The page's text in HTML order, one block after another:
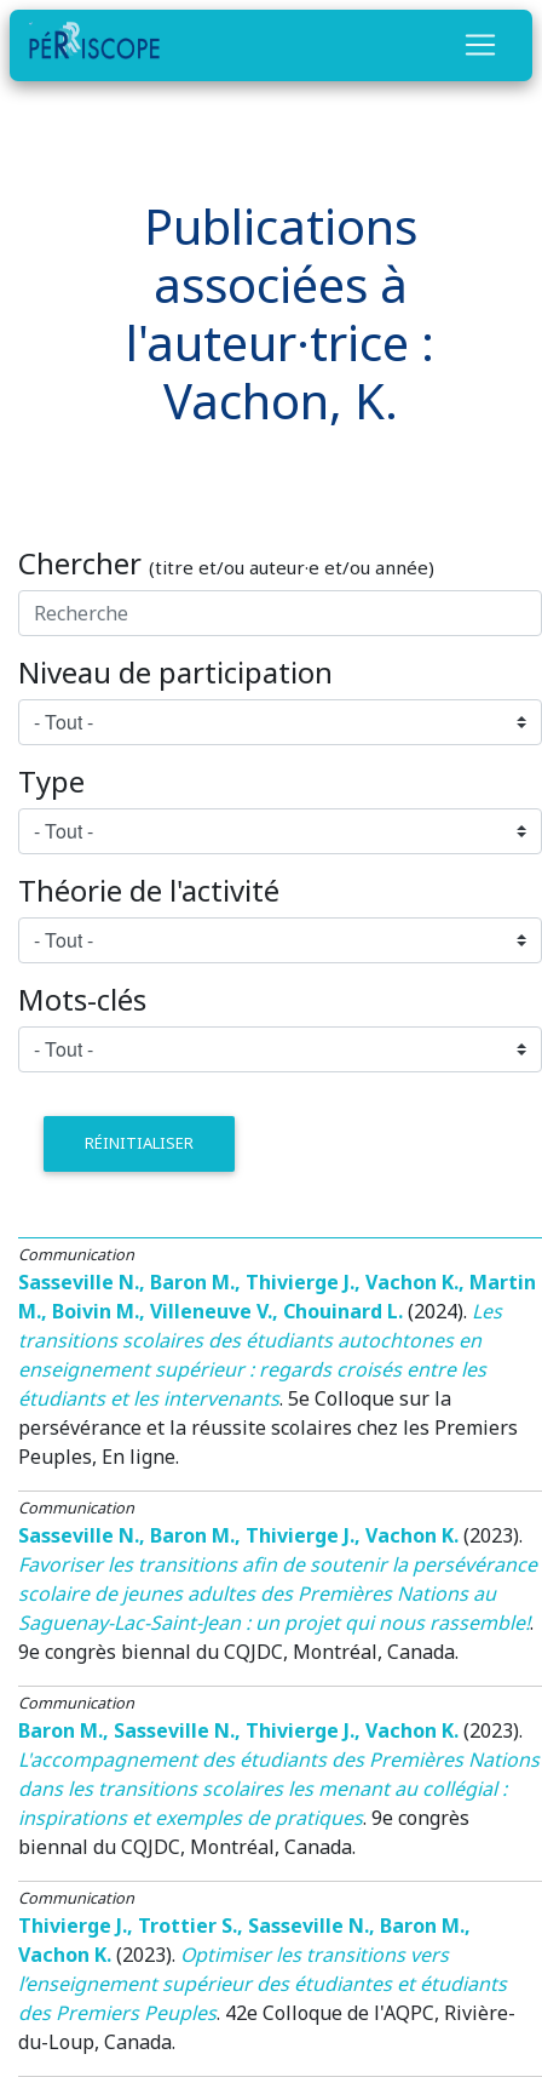
Publications
associées à
l'auteur·trice :
Vachon, K.
Chercher (titre et/ou auteur·e et/ou année)
Niveau de participation
Type
Théorie de l'activité
Mots-clés
RÉINITIALISER
Communication
Sasseville N., Baron M., Thivierge J., Vachon K., Martin
M., Boivin M., Villeneuve V., Chouinard L.(2024). Les
transitions scolaires des étudiants autochtones en
enseignement supérieur : regards croisés entre les
étudiants et les intervenants. 5e Colloque sur la
persévérance et la réussite scolaires chez les Premiers
Peuples, En ligne.
Communication
Sasseville N., Baron M., Thivierge J., Vachon K.(2023).
Favoriser les transitions afin de soutenir la persévérance
scolaire de jeunes adultes des Premières Nations au
Saguenay-Lac-Saint-Jean : un projet qui nous rassemble!.
9e congrès biennal du CQJDC, Montréal, Canada.
Communication
Baron M., Sasseville N., Thivierge J., Vachon K.(2023).
L'accompagnement des étudiants des Premières Nations
dans les transitions scolaires les menant au collégial :
inspirations et exemples de pratiques. 9e congrès
biennal du CQJDC, Montréal, Canada.
Communication
Thivierge J., Trottier S., Sasseville N., Baron M.,
Vachon K.(2023). Optimiser les transitions vers
l’enseignement supérieur des étudiantes et étudiants
des Premiers Peuples. 42e Colloque de l'AQPC, Rivière-
du-Loup, Canada.